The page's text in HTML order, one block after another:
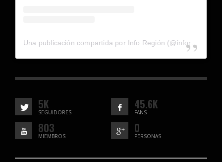
5K
SEGUIDORES
45.6K
FANS
803
MIEMBROS
0
PERSONAS